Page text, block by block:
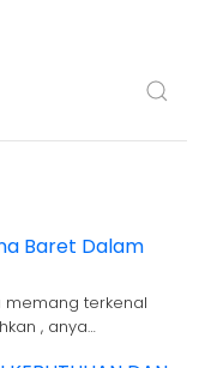
Baret Dalam
memang terkenal
, anya…